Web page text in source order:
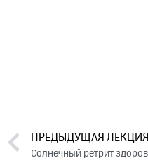
ПРЕДЫДУЩАЯ ЛЕКЦИЯ